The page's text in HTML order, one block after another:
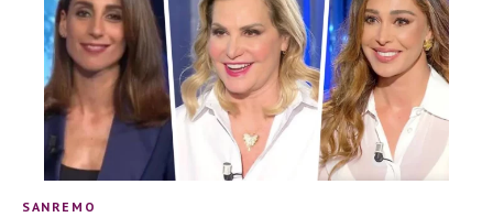
SANREMO